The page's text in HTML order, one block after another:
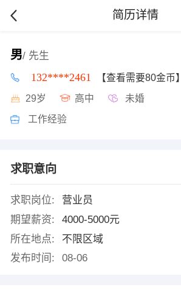
简历详情
男/ 先生
132****2461 【查看需要80金币】
29岁 高中 未婚
工作经验
求职意向
求职岗位:
营业员
期望薪资:
4000-5000元
所在地点:
不限区域
发布时间:
08-06